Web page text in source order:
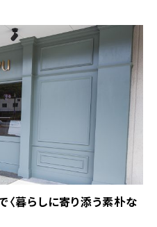
〈暮らしに寄り添う素朴な